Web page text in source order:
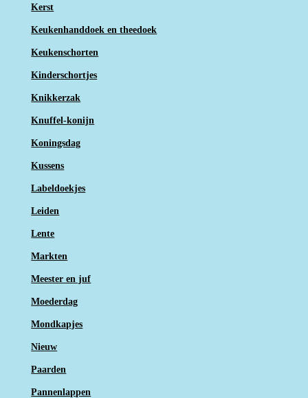
Kerst
Keukenhanddoek en theedoek
Keukenschorten
Kinderschortjes
Knikkerzak
Knuffel-konijn
Koningsdag
Kussens
Labeldoekjes
Leiden
Lente
Markten
Meester en juf
Moederdag
Mondkapjes
Nieuw
Paarden
Pannenlappen